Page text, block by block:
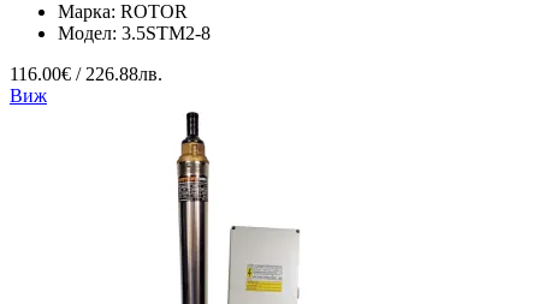
Марка: ROTOR
Модел: 3.5STM2-8
116.00€ / 226.88лв.
Виж